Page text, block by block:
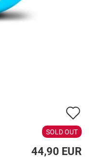
SOLD OUT
44,90 EUR